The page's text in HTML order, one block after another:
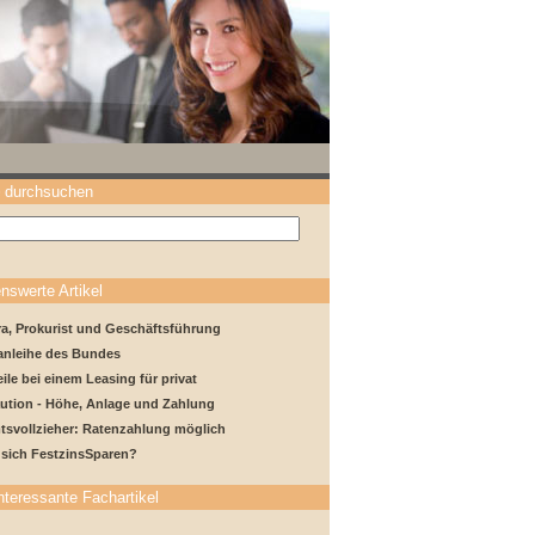
durchsuchen
Artikel
Prokurist und Geschäftsführung
des Bundes
bei einem Leasing für privat
- Höhe, Anlage und Zahlung
Ratenzahlung möglich
FestzinsSparen?
Fachartikel